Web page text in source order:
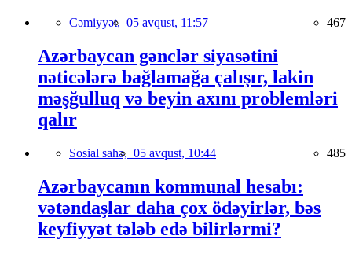
Cəmiyyət, 05 avqust, 11:57 467
Azərbaycan gənclər siyasətini
nəticələrə bağlamağa çalışır, lakin
məşğulluq və beyin axını problemləri
qalır
Sosial sahə, 05 avqust, 10:44 485
Azərbaycanın kommunal hesabı:
vətəndaşlar daha çox ödəyirlər, bəs
keyfiyyət tələb edə bilirlərmi?